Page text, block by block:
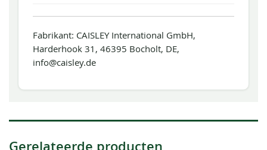
Fabrikant: CAISLEY International GmbH,
Harderhook 31, 46395 Bocholt, DE,
info@caisley.de